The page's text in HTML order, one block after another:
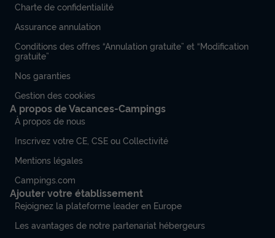
Charte de confidentialité
Assurance annulation
Conditions des offres “Annulation gratuite” et “Modification
gratuite”
Nos garanties
Gestion des cookies
A propos de Vacances-Campings
À propos de nous
Inscrivez votre CE, CSE ou Collectivité
Mentions légales
Campings.com
Ajouter votre établissement
Rejoignez la plateforme leader en Europe
Les avantages de notre partenariat hébergeurs